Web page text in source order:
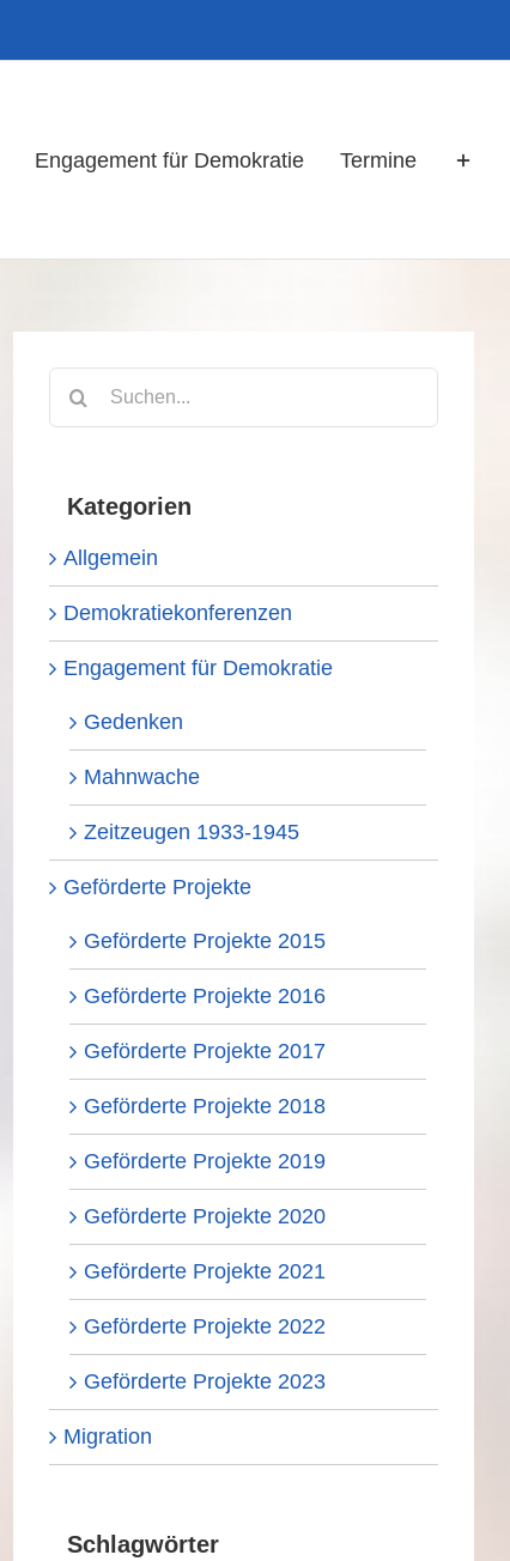
Engagement für Demokratie Termine
nach:
Kategorien
Allgemein
Demokratiekonferenzen
Engagement für Demokratie
Gedenken
Mahnwache
Zeitzeugen 1933-1945
Geförderte Projekte
Geförderte Projekte 2015
Geförderte Projekte 2016
Geförderte Projekte 2017
Geförderte Projekte 2018
Geförderte Projekte 2019
Geförderte Projekte 2020
Geförderte Projekte 2021
Geförderte Projekte 2022
Geförderte Projekte 2023
Migration
Schlagwörter